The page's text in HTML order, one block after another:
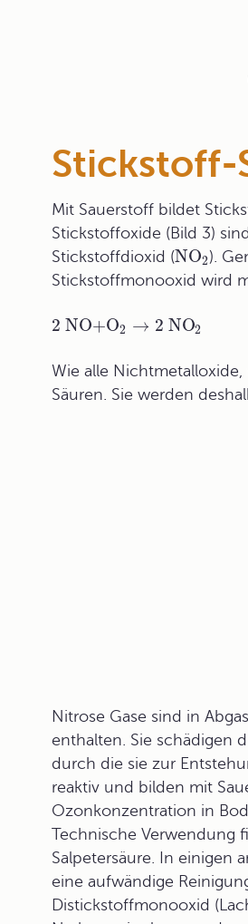
Stickstoff-
Mit Sauerstoff bildet
Stickstoffoxide (Bild 3)
Stickstoffdioxid (NO2).
Stickstoffmonooxid wird
2 NO+O2 → 2 NO2
Wie alle
Säuren. Sie werden
Nitrose Gase sind in
enthalten. Sie schädigen
durch die sie zur
reaktiv und bilden mit
Ozonkonzentration in
Technische Verwendung
Salpetersäure. In einigen
eine aufwändige
Distickstoffmonooxid